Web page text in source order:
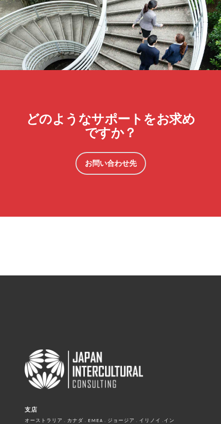
どのようなサポートをお求め
ですか？
お問い合わせ先
支店
オーストラリア . カナダ . EMEA . ジョージア . イリノイ .イン